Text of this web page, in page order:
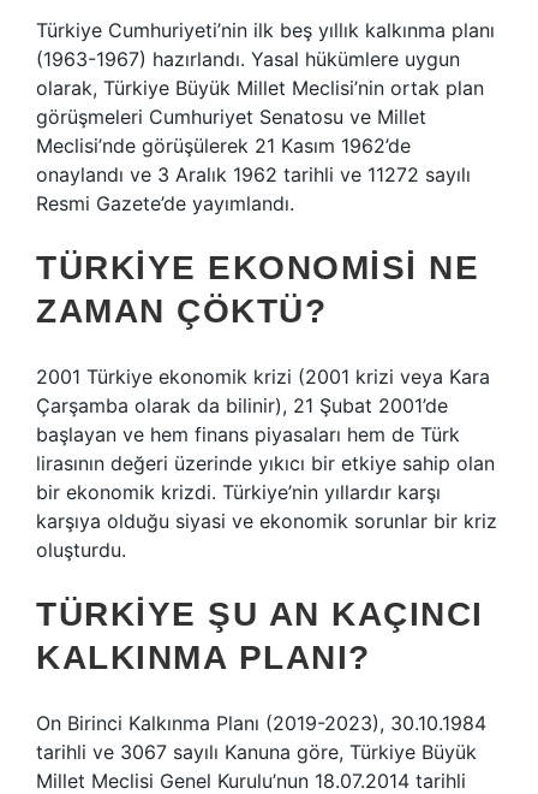
Türkiye Cumhuriyeti’nin ilk beş yıllık kalkınma planı
(1963-1967) hazırlandı. Yasal hükümlere uygun
olarak, Türkiye Büyük Millet Meclisi’nin ortak plan
görüşmeleri Cumhuriyet Senatosu ve Millet
Meclisi’nde görüşülerek 21 Kasım 1962’de
onaylandı ve 3 Aralık 1962 tarihli ve 11272 sayılı
Resmi Gazete’de yayımlandı.
TÜRKIYE EKONOMISI NE
ZAMAN ÇÖKTÜ?
2001 Türkiye ekonomik krizi (2001 krizi veya Kara
Çarşamba olarak da bilinir), 21 Şubat 2001’de
başlayan ve hem finans piyasaları hem de Türk
lirasının değeri üzerinde yıkıcı bir etkiye sahip olan
bir ekonomik krizdi. Türkiye’nin yıllardır karşı
karşıya olduğu siyasi ve ekonomik sorunlar bir kriz
oluşturdu.
TÜRKIYE ŞU AN KAÇINCI
KALKINMA PLANI?
On Birinci Kalkınma Planı (2019-2023), 30.10.1984
tarihli ve 3067 sayılı Kanuna göre, Türkiye Büyük
Millet Meclisi Genel Kurulu’nun 18.07.2014 tarihli